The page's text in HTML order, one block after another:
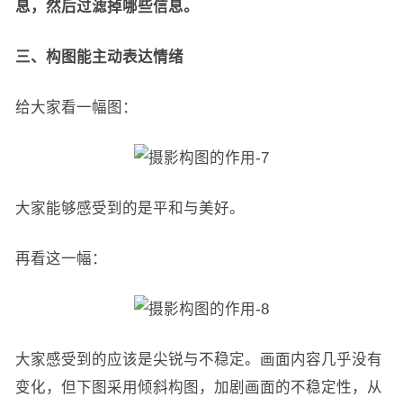
息，然后过滤掉哪些信息。
三、构图能主动表达情绪
给大家看一幅图：
大家能够感受到的是平和与美好。
再看这一幅：
大家感受到的应该是尖锐与不稳定。画面内容几乎没有
变化，但下图采用倾斜构图，加剧画面的不稳定性，从